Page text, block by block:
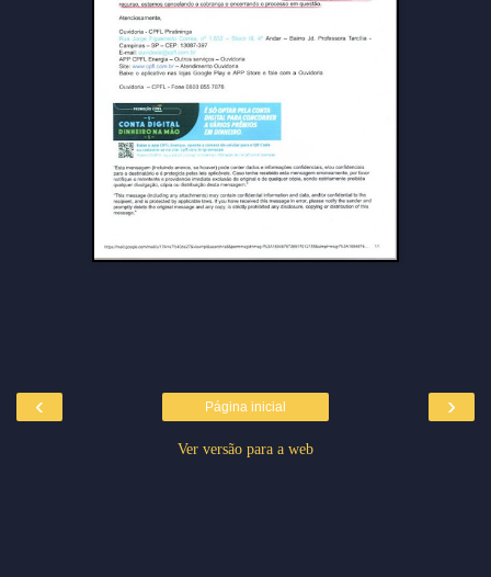
‹ ›
Página inicial
Ver versão para a web